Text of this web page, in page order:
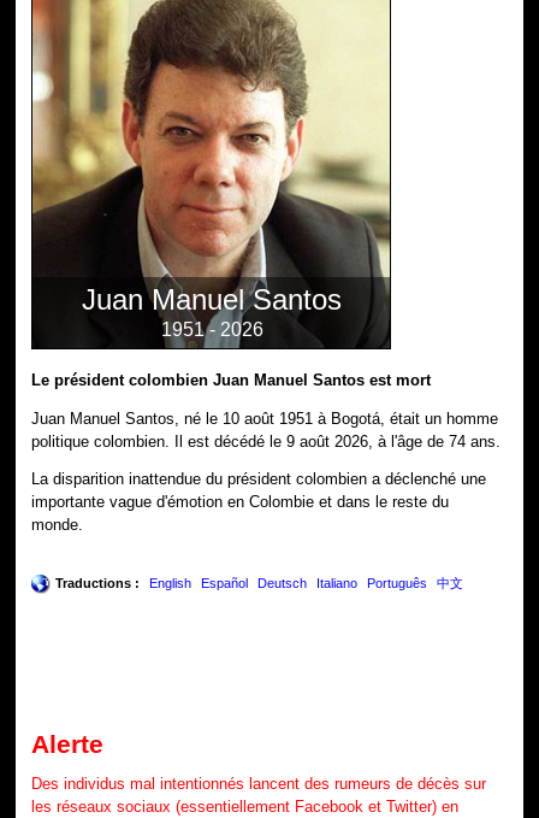
Juan Manuel Santos
1951 - 2026
Le président colombien Juan Manuel Santos est mort
Juan Manuel Santos, né le 10 août 1951 à Bogotá, était un homme
politique colombien. Il est décédé le 9 août 2026, à l'âge de 74 ans.
La disparition inattendue du président colombien a déclenché une
importante vague d'émotion en Colombie et dans le reste du
monde.
Traductions : English Español Deutsch Italiano Português 中文
Alerte
Des individus mal intentionnés lancent des rumeurs de décès sur
les réseaux sociaux (essentiellement Facebook et Twitter) en